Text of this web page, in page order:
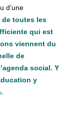
d’une
de toutes les
qui est
viennent du
de
social. Y
y